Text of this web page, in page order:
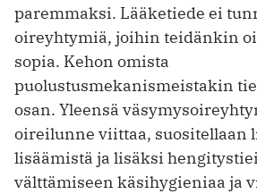
paremmaksi. Lääketiede ei
oireyhtymiä, joihin teidänkin
sopia. Kehon omista
puolustusmekanismeistakin
osan. Yleensä
oireilunne viittaa, suositellaan
lisäämistä ja lisäksi
välttämiseen käsihygieniaa ja